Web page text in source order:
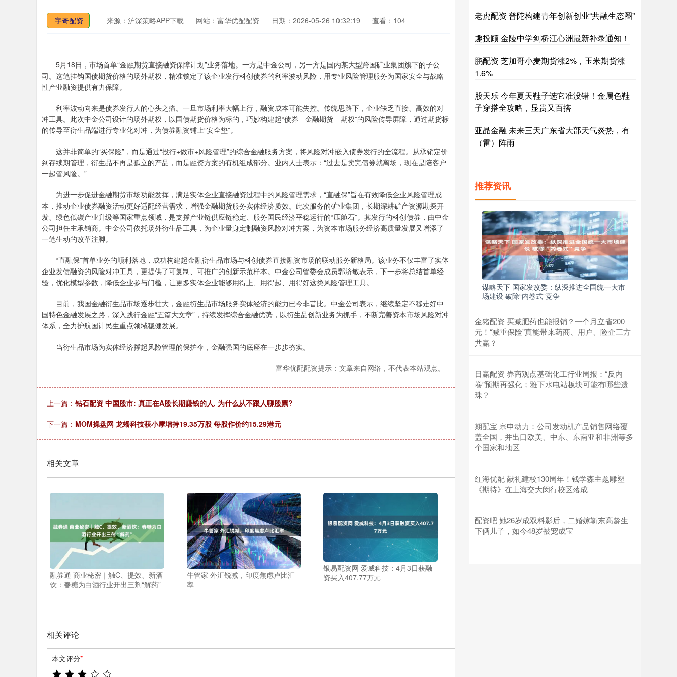
宇奇配资 来源：沪深策略APP下载 网站：富华优配配资 日期：2026-05-26 10:32:19 查看：104
5月18日，市场首单“金融期货直接融资保障计划”业务落地。一方是中金公司，另一方是国内某大型跨国矿业集团旗下的子公
司。这笔挂钩国债期货价格的场外期权，精准锁定了该企业发行科创债券的利率波动风险，用专业风险管理服务为国家安全与战略
性产业融资提供有力保障。
利率波动向来是债券发行人的心头之痛。一旦市场利率大幅上行，融资成本可能失控。传统思路下，企业缺乏直接、高效的对
冲工具。此次中金公司设计的场外期权，以国债期货价格为标的，巧妙构建起“债券—金融期货—期权”的风险传导屏障，通过期货标
的传导至衍生品端进行专业化对冲，为债券融资铺上“安全垫”。
这并非简单的“买保险”，而是通过“投行+做市+风险管理”的综合金融服务方案，将风险对冲嵌入债券发行的全流程。从承销定价
到存续期管理，衍生品不再是孤立的产品，而是融资方案的有机组成部分。业内人士表示：“过去是卖完债券就离场，现在是陪客户
一起管风险。”
为进一步促进金融期货市场功能发挥，满足实体企业直接融资过程中的风险管理需求，“直融保”旨在有效降低企业风险管理成
本，推动企业债券融资活动更好适配经营需求，增强金融期货服务实体经济质效。此次服务的矿业集团，长期深耕矿产资源勘探开
发、绿色低碳产业升级等国家重点领域，是支撑产业链供应链稳定、服务国民经济平稳运行的“压舱石”。其发行的科创债券，由中金
公司担任主承销商。中金公司依托场外衍生品工具，为企业量身定制融资风险对冲方案，为资本市场服务经济高质量发展又增添了
一笔生动的改革注脚。
“直融保”首单业务的顺利落地，成功构建起金融衍生品市场与科创债券直接融资市场的联动服务新格局。该业务不仅丰富了实体
企业发债融资的风险对冲工具，更提供了可复制、可推广的创新示范样本。中金公司管委会成员郭济敏表示，下一步将总结首单经
验，优化模型参数，降低企业参与门槛，让更多实体企业能够用得上、用得起、用得好这类风险管理工具。
目前，我国金融衍生品市场逐步壮大，金融衍生品市场服务实体经济的能力已今非昔比。中金公司表示，继续坚定不移走好中
国特色金融发展之路，深入践行金融“五篇大文章”，持续发挥综合金融优势，以衍生品创新业务为抓手，不断完善资本市场风险对冲
体系，全力护航国计民生重点领域稳健发展。
当衍生品市场为实体经济撑起风险管理的保护伞，金融强国的底座在一步步夯实。
富华优配配资提示：文章来自网络，不代表本站观点。
上一篇： 钻石配资 中国股市: 真正在A股长期赚钱的人, 为什么从不跟人聊股票?
下一篇： MOM操盘网 龙蟠科技获小摩增持19.35万股 每股作价约15.29港元
相关文章
融券通 商业秘密｜触C、提效、新酒
饮：春糖为白酒行业开出三剂“解药”
牛管家 外汇锐减，印度焦虑卢比汇
率
银易配资网 爱威科技：4月3日获融
资买入407.77万元
相关评论
本文评分*
老虎配资 普陀构建青年创新创业“共融生态圈”
趣投顾 金陵中学剑桥江心洲最新补录通知！
鹏配资 芝加哥小麦期货涨2%，玉米期货涨
1.6%
股天乐 今年夏天鞋子选它准没错！金属色鞋
子穿搭全攻略，显贵又百搭
亚晶金融 未来三天广东省大部天气炎热，有
（雷）阵雨
推荐资讯
谋略天下 国家发改委：纵深推进全国统一大市
场建设 破除“内卷式”竞争
金猪配资 买减肥药也能报销？一个月立省200
元！“减重保险”真能带来药商、用户、险企三方
共赢？
日赢配资 券商观点基础化工行业周报：“反内
卷”预期再强化；雅下水电站板块可能有哪些遗
珠？
期配宝 宗申动力：公司发动机产品销售网络覆
盖全国，并出口欧美、中东、东南亚和非洲等多
个国家和地区
红海优配 献礼建校130周年！钱学森主题雕塑
《期待》在上海交大闵行校区落成
配资吧 她26岁成双料影后，二婚嫁靳东高龄生
下俩儿子，如今48岁被宠成宝